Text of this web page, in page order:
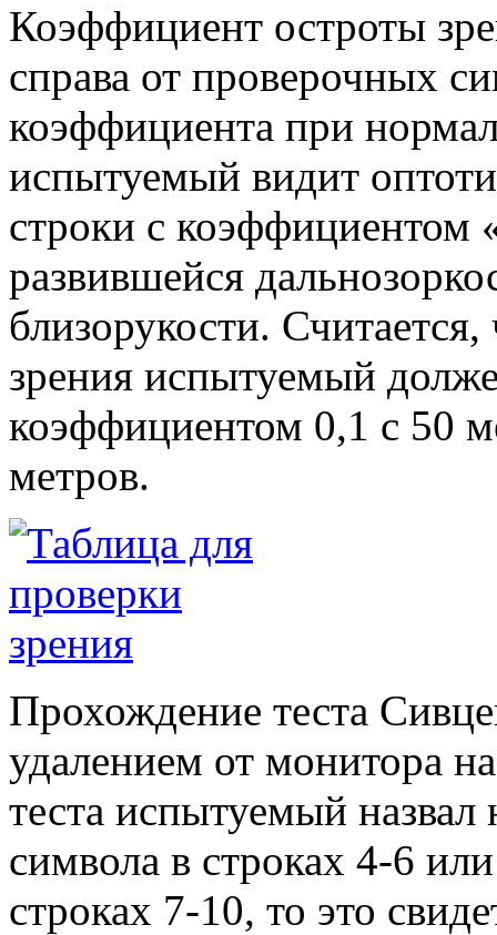
Коэффициент остроты
справа от проверочных
коэффициента при
испытуемый видит
строки с коэффициентом
развившейся
близорукости.
зрения испытуемый
коэффициентом 0,1 с 50
метров.
Прохождение теста
удалением от монитора
теста испытуемый
символа в строках 4-6
строках 7-10, то это